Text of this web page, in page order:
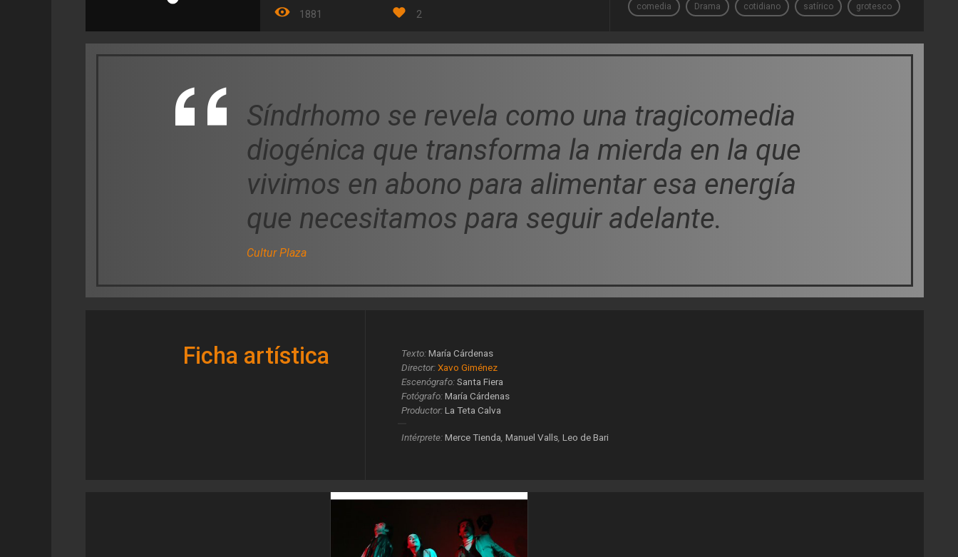
1881 2
comedia Drama cotidiano satírico grotesco
Síndrhomo se revela como una tragicomedia
diogénica que transforma la mierda en la que
vivimos en abono para alimentar esa energía
que necesitamos para seguir adelante.
Cultur Plaza
Ficha artística Texto:María Cárdenas
Director:Xavo Giménez
Escenógrafo:Santa Fiera
Fotógrafo:María Cárdenas
Productor:La Teta Calva
Intérprete:Merce Tienda Manuel Valls, Leo de Bari